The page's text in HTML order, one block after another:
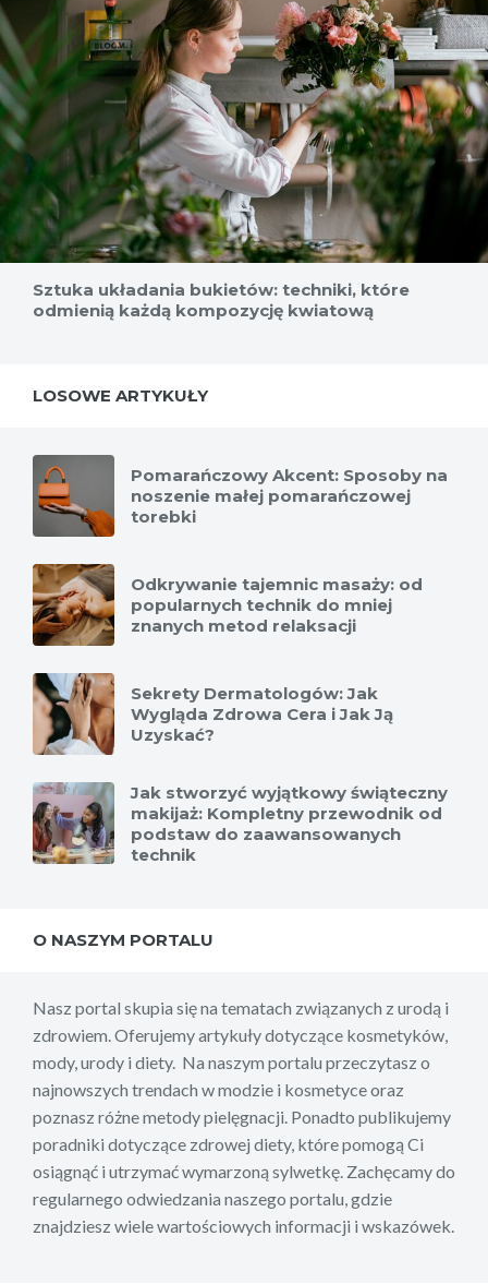
Sztuka układania bukietów: techniki, które
odmienią każdą kompozycję kwiatową
LOSOWE ARTYKUŁY
Pomarańczowy Akcent: Sposoby na
noszenie małej pomarańczowej
torebki
Odkrywanie tajemnic masaży: od
popularnych technik do mniej
znanych metod relaksacji
Sekrety Dermatologów: Jak
Wygląda Zdrowa Cera i Jak Ją
Uzyskać?
Jak stworzyć wyjątkowy świąteczny
makijaż: Kompletny przewodnik od
podstaw do zaawansowanych
technik
O NASZYM PORTALU
Nasz portal skupia się na tematach związanych z urodą i
zdrowiem. Oferujemy artykuły dotyczące kosmetyków,
mody, urody i diety. Na naszym portalu przeczytasz o
najnowszych trendach w modzie i kosmetyce oraz
poznasz różne metody pielęgnacji. Ponadto publikujemy
poradniki dotyczące zdrowej diety, które pomogą Ci
osiągnąć i utrzymać wymarzoną sylwetkę. Zachęcamy do
regularnego odwiedzania naszego portalu, gdzie
znajdziesz wiele wartościowych informacji i wskazówek.